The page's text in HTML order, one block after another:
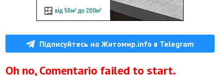
Підписуйтесь на Житомир.info в Telegram
Oh no, Comentario failed to start.